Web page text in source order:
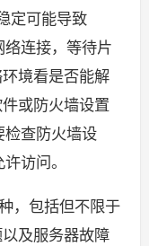
定可能导致
连接，等待片
境看是否能解
或防火墙设置
检查防火墙设
访问。
，包括但不限于
及服务器故障